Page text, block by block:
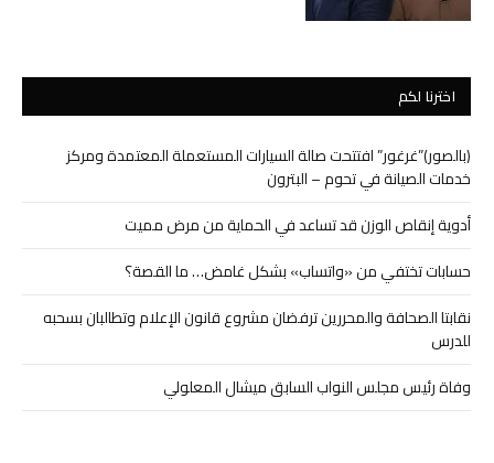
اخترنا لكم
(بالصور)”غرغور” افتتحت صالة السيارات المستعملة المعتمدة ومركز
خدمات الصيانة في تحوم – البترون
أدوية إنقاص الوزن قد تساعد في الحماية من مرض مميت
حسابات تختفي من «واتساب» بشكل غامض… ما القصة؟
نقابتا الصحافة والمحررين ترفضان مشروع قانون الإعلام وتطالبان بسحبه
للدرس
وفاة رئيس مجلس النواب السابق ميشال المعلولي